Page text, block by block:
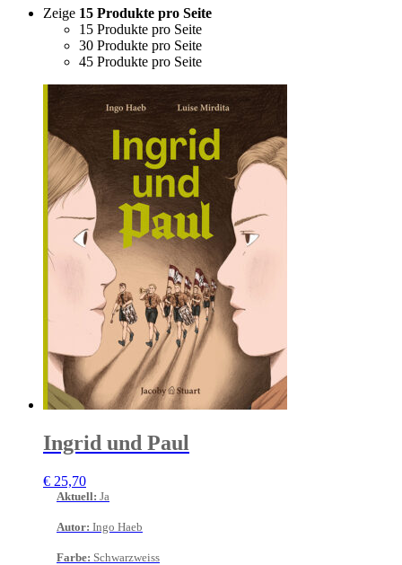
Zeige 15 Produkte pro Seite
15 Produkte pro Seite
30 Produkte pro Seite
45 Produkte pro Seite
Ingrid und Paul
€ 25,70
Aktuell: Ja
Autor: Ingo Haeb
Farbe: Schwarzweiss